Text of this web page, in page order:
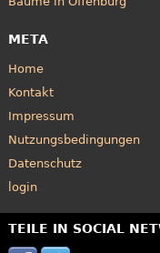
META
Home
Kontakt
Impressum
Nutzungsbedingungen
Datenschutz
login
TEILE IN SOCIAL